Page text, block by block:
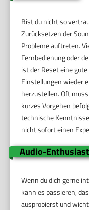
Bist du nicht so
Zurücksetzen der
Probleme auftreten.
Fernbedienung oder
ist der Reset eine
Einstellungen wieder
herzustellen. Oft
kurzes Vorgehen
technische
nicht sofort einen
Audio-
Wenn du dich gerne
kann es passieren,
ausprobierst und